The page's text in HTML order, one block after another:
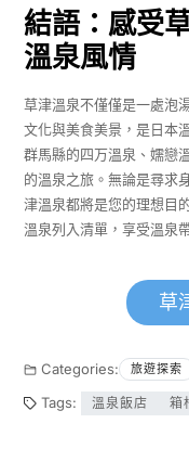
結語：感受
溫泉風情
草津溫泉不僅僅是一處泡
文化與美食美景，是日本
群馬縣的四万溫泉、嬬戀
的溫泉之旅。無論是尋求
津溫泉都將是您的理想目
溫泉列入清單，享受溫泉
草
Categories: 旅遊探索
Tags: 溫泉飯店 箱